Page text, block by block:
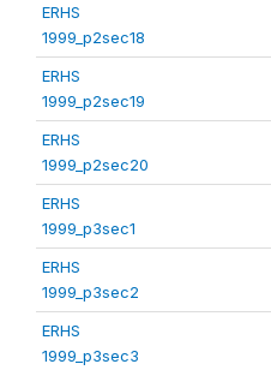
ERHS
1999_p2sec18
ERHS
1999_p2sec19
ERHS
1999_p2sec20
ERHS
1999_p3sec1
ERHS
1999_p3sec2
ERHS
1999_p3sec3